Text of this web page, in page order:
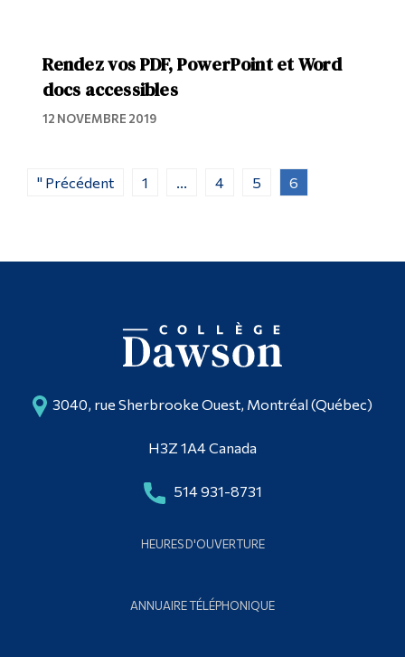
Rendez vos PDF, PowerPoint et Word
docs accessibles
12 NOVEMBRE 2019
" Précédent 1 ... 4 5 6
3040, rue Sherbrooke Ouest, Montréal (Québec)
H3Z 1A4 Canada
514 931-8731
HEURES D'OUVERTURE
ANNUAIRE TÉLÉPHONIQUE